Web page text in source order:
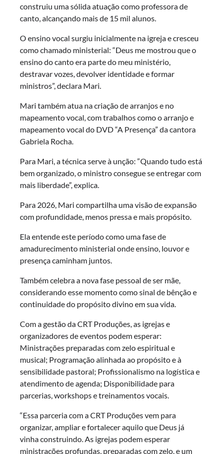
construiu uma sólida atuação como professora de
canto, alcançando mais de 15 mil alunos.
O ensino vocal surgiu inicialmente na igreja e cresceu
como chamado ministerial: “Deus me mostrou que o
ensino do canto era parte do meu ministério,
destravar vozes, devolver identidade e formar
ministros”, declara Mari.
Mari também atua na criação de arranjos e no
mapeamento vocal, com trabalhos como o arranjo e
mapeamento vocal do DVD “A Presença” da cantora
Gabriela Rocha.
Para Mari, a técnica serve à unção: “Quando tudo está
bem organizado, o ministro consegue se entregar com
mais liberdade”, explica.
Para 2026, Mari compartilha uma visão de expansão
com profundidade, menos pressa e mais propósito.
Ela entende este período como uma fase de
amadurecimento ministerial onde ensino, louvor e
presença caminham juntos.
Também celebra a nova fase pessoal de ser mãe,
considerando esse momento como sinal de bênção e
continuidade do propósito divino em sua vida.
Com a gestão da CRT Produções, as igrejas e
organizadores de eventos podem esperar:
Ministrações preparadas com zelo espiritual e
musical; Programação alinhada ao propósito e à
sensibilidade pastoral; Profissionalismo na logística e
atendimento de agenda; Disponibilidade para
parcerias, workshops e treinamentos vocais.
“Essa parceria com a CRT Produções vem para
organizar, ampliar e fortalecer aquilo que Deus já
vinha construindo. As igrejas podem esperar
ministrações profundas, preparadas com zelo, e um